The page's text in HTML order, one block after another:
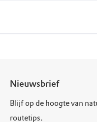
Nieuwsbrief
Blijf op de hoogte van
routetips.